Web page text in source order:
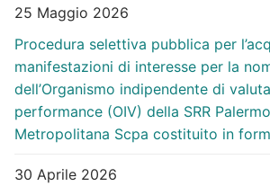
25 Maggio 2026
Procedura selettiva pubblica per
manifestazioni di interesse per la
dell’Organismo indipendente di
performance (OIV) della SRR
Metropolitana Scpa costituito in
30 Aprile 2026